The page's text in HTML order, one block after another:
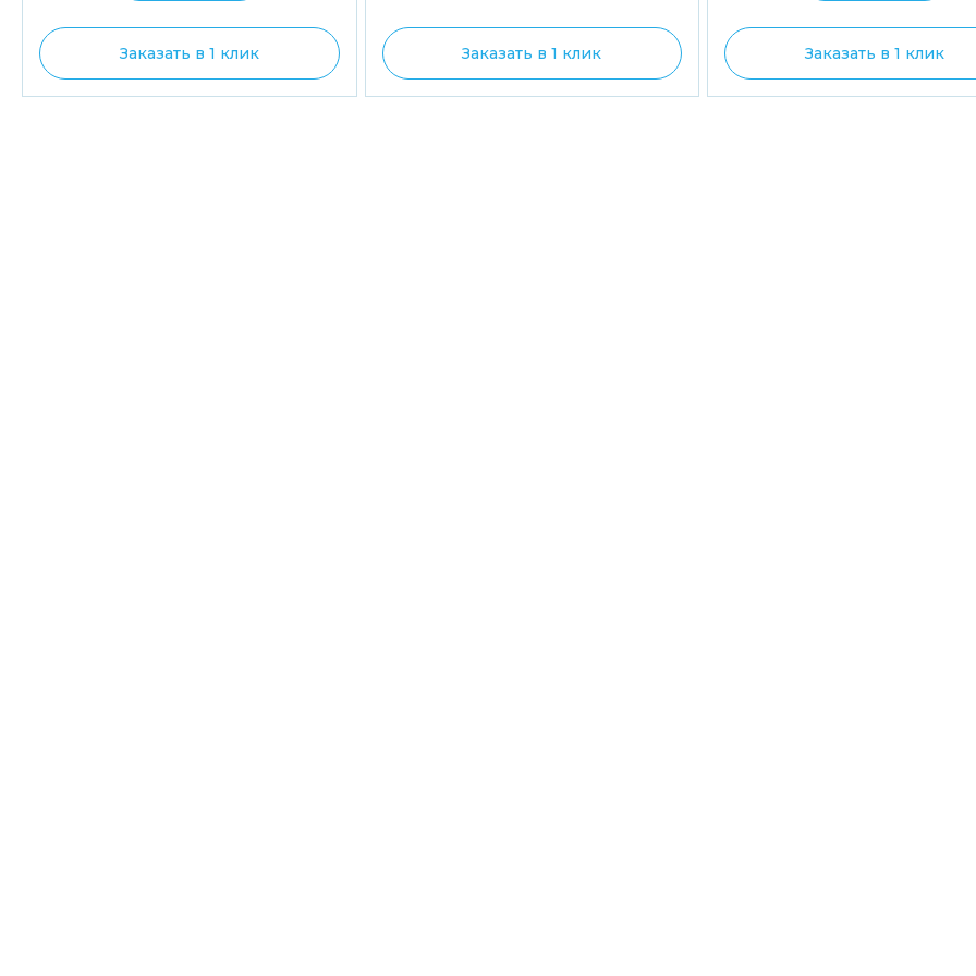
Заказать в 1 клик Заказать в 1 клик Заказать в 1 клик